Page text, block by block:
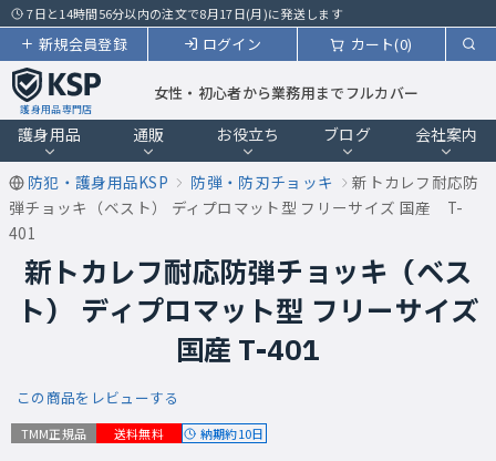
7日と14時間56分以内の注文で8月17日(月)に発送します
カート(0)
ログイン
新規会員登録
護身用品専門店
女性・初心者から業務用までフルカバー
護身用品 通販 お役立ち ブログ 会社案内
防犯・護身用品KSP 防弾・防刃チョッキ
新トカレフ耐応防
弾チョッキ（ベスト） ディプロマット型 フリーサイズ 国産 T-
401
新トカレフ耐応防弾チョッキ（ベス
ト） ディプロマット型 フリーサイズ
国産 T-401
この商品をレビューする
TMM正規品 送料無料 納期約10日